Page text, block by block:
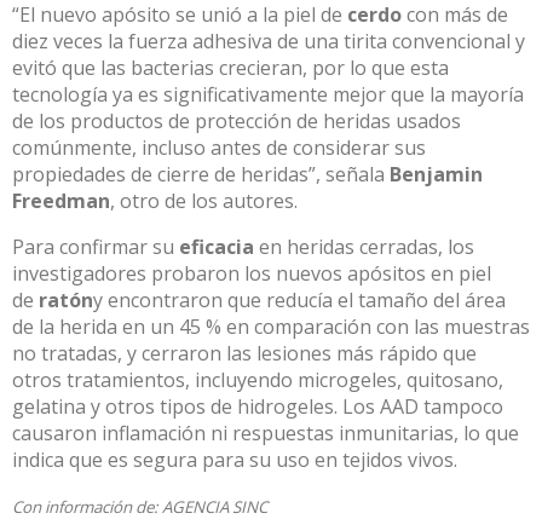
“El nuevo apósito se unió a la piel de cerdocon más de
diez veces la fuerza adhesiva de una tirita convencional y
evitó que las bacterias crecieran, por lo que esta
tecnología ya es significativamente mejor que la mayoría
de los productos de protección de heridas usados
comúnmente, incluso antes de considerar sus
propiedades de cierre de heridas”, señala Benjamin
Freedman, otro de los autores.
Para confirmar su eficacia en heridas cerradas, los
investigadores probaron los nuevos apósitos en piel
de ratóny encontraron que reducía el tamaño del área
de la herida en un 45 % en comparación con las muestras
no tratadas, y cerraron las lesiones más rápido que
otros tratamientos, incluyendo microgeles, quitosano,
gelatina y otros tipos de hidrogeles. Los AAD tampoco
causaron inflamación ni respuestas inmunitarias, lo que
indica que es segura para su uso en tejidos vivos.
Con información de:AGENCIA SINC